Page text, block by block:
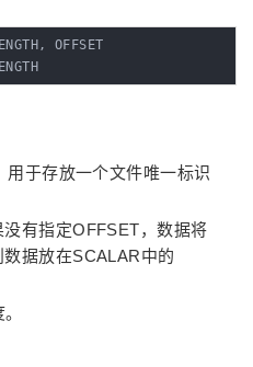
于存放一个文件唯一标识
有指定OFFSET，数据将
据放在SCALAR中的